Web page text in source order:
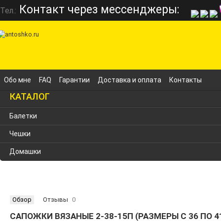
Тел.: Контакт через мессенджеры:
Обо мне FAQ Гарантии Доставка и оплата Контакты
КАТАЛОГ
Балетки
Чешки
Домашки
Обзор Отзывы 0
САПОЖКИ ВЯЗАНЫЕ 2-38-15П (РАЗМЕРЫ С 36 ПО